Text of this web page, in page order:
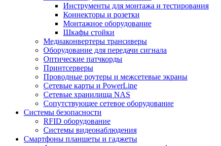
Инструменты для монтажа и тестирования
Коннекторы и розетки
Монтажное оборудование
Шкафы стойки
Медиаконвертеры трансиверы
Оборудование для передачи сигнала
Оптические патчкорды
Принтсерверы
Проводные роутеры и межсетевые экраны
Сетевые карты и PowerLine
Сетевые хранилища NAS
Сопутствующее сетевое оборудование
Системы безопасности
RFID оборудование
Системы видеонаблюдения
Смартфоны планшеты и гаджеты